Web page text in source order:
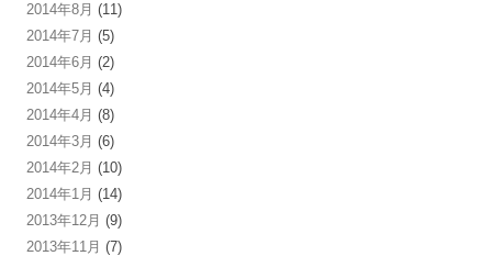
2014年8月 (11)
2014年7月 (5)
2014年6月 (2)
2014年5月 (4)
2014年4月 (8)
2014年3月 (6)
2014年2月 (10)
2014年1月 (14)
2013年12月 (9)
2013年11月 (7)